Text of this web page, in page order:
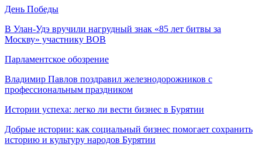
День Победы
В Улан-Удэ вручили нагрудный знак «85 лет битвы за
Москву» участнику ВОВ
Парламентское обозрение
Владимир Павлов поздравил железнодорожников с
профессиональным праздником
Истории успеха: легко ли вести бизнес в Бурятии
Добрые истории: как социальный бизнес помогает сохранить
историю и культуру народов Бурятии